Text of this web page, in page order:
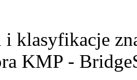
klasyfikacje
KMP -